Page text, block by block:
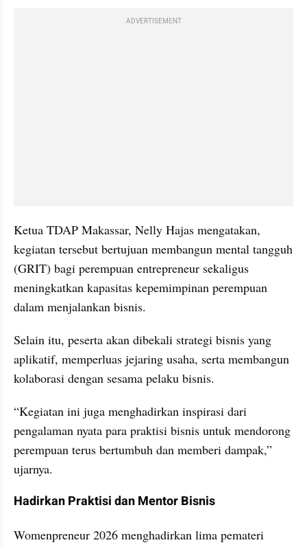
ADVERTISEMENT
Ketua TDAP Makassar, Nelly Hajas mengatakan,
kegiatan tersebut bertujuan membangun mental tangguh
(GRIT) bagi perempuan entrepreneur sekaligus
meningkatkan kapasitas kepemimpinan perempuan
dalam menjalankan bisnis.
Selain itu, peserta akan dibekali strategi bisnis yang
aplikatif, memperluas jejaring usaha, serta membangun
kolaborasi dengan sesama pelaku bisnis.
“Kegiatan ini juga menghadirkan inspirasi dari
pengalaman nyata para praktisi bisnis untuk mendorong
perempuan terus bertumbuh dan memberi dampak,”
ujarnya.
Hadirkan Praktisi dan Mentor Bisnis
Womenpreneur 2026 menghadirkan lima pemateri